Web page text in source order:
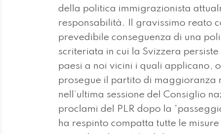
della politica immigrazionista
responsabilità. Il gravissimo reato
prevedibile conseguenza di una
scriteriata in cui la Svizzera
paesi a noi vicini i quali applicano,
prosegue il partito di maggioranza
nell’ultima sessione del Consiglio
proclami del PLR dopo la
ha respinto compatta tutte le